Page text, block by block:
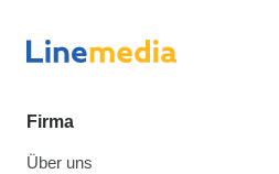
Firma
Über uns